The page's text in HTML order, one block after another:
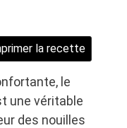
la recette
le
une véritable
des nouilles